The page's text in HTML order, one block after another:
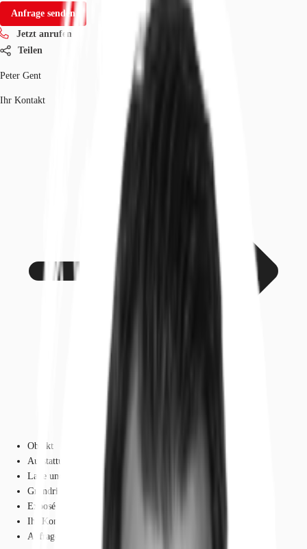
Anfrage senden
Jetzt anrufen
Teilen
Peter Gent
Ihr Kontakt
Objekt
Ausstattung
Lage und Verkehrsanbindung
Grundrisse
Exposé herunterladen
Ihr Kontakt
Anfrage senden